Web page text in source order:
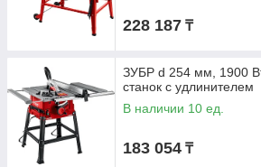
228 187 ₸
ЗУБР d 254 мм, 1900
станок с удлинителем
В наличии 10 ед.
183 054 ₸